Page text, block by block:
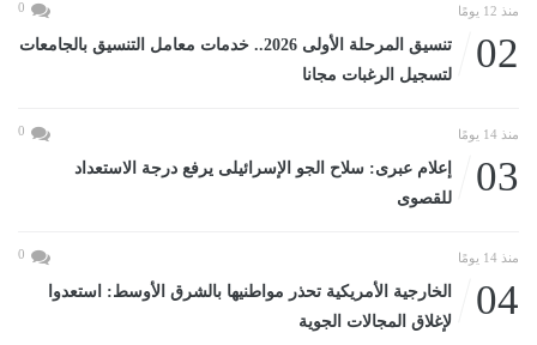
منذ 12 يومًا 0
02
تنسيق المرحلة الأولى 2026.. خدمات معامل التنسيق بالجامعات
لتسجيل الرغبات مجانا
منذ 14 يومًا 0
03
إعلام عبرى: سلاح الجو الإسرائيلى يرفع درجة الاستعداد
للقصوى
منذ 14 يومًا 0
04
الخارجية الأمريكية تحذر مواطنيها بالشرق الأوسط: استعدوا
لإغلاق المجالات الجوية